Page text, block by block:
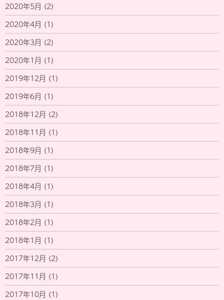
2020年5月 (2)
2020年4月 (1)
2020年3月 (2)
2020年1月 (1)
2019年12月 (1)
2019年6月 (1)
2018年12月 (2)
2018年11月 (1)
2018年9月 (1)
2018年7月 (1)
2018年4月 (1)
2018年3月 (1)
2018年2月 (1)
2018年1月 (1)
2017年12月 (2)
2017年11月 (1)
2017年10月 (1)